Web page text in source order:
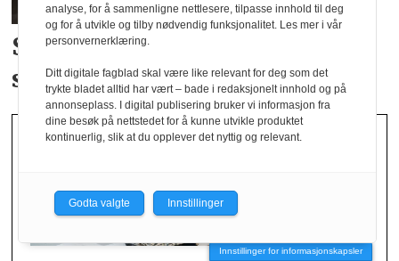
Studenter skal bidra i
satsing på tekstil
Innstillinger for informasjonskapsler
analyse, for å sammenligne nettlesere, tilpasse innhold til deg
og for å utvikle og tilby nødvendig funksjonalitet. Les mer i vår
personvernerklæring.
Ditt digitale fagblad skal være like relevant for deg som det
trykte bladet alltid har vært – bade i redaksjonelt innhold og på
annonseplass. I digital publisering bruker vi informasjon fra
dine besøk på nettstedet for å kunne utvikle produktet
kontinuerlig, slik at du opplever det nyttig og relevant.
Godta valgte Innstillinger